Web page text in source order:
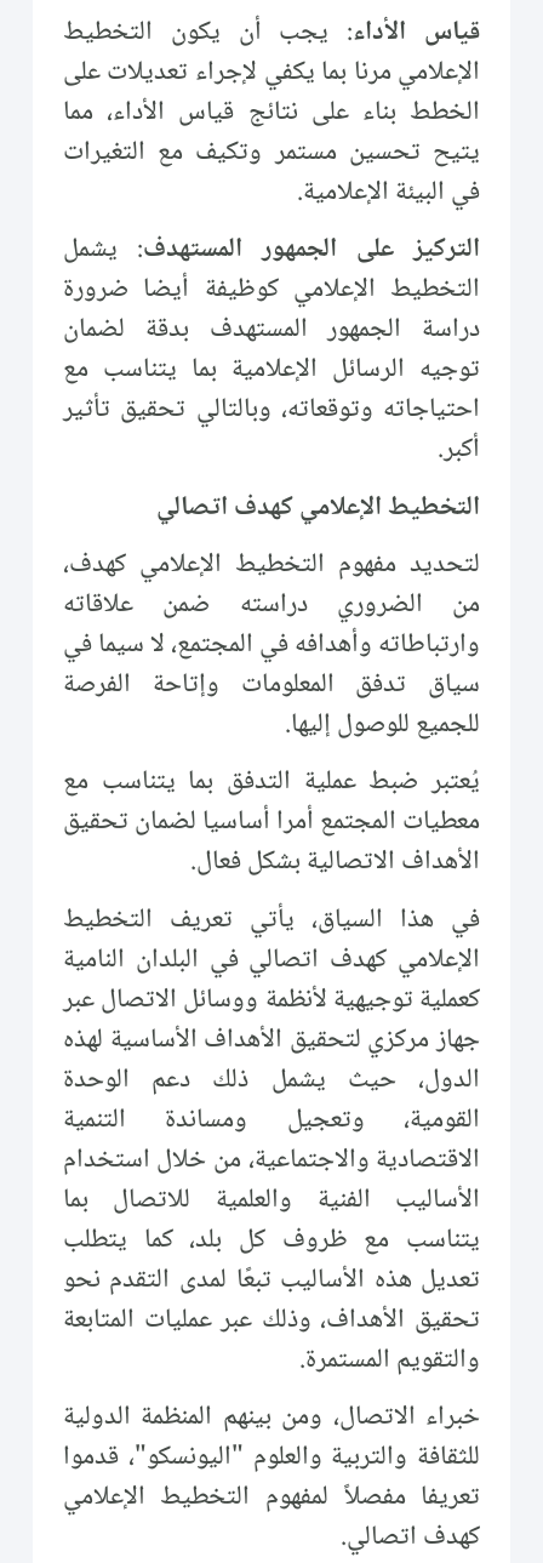
قياس الأداء: يجب أن يكون التخطيط
الإعلامي مرنا بما يكفي لإجراء تعديلات على
الخطط بناء على نتائج قياس الأداء، مما
يتيح تحسين مستمر وتكيف مع التغيرات
في البيئة الإعلامية.
التركيز على الجمهور المستهدف: يشمل
التخطيط الإعلامي كوظيفة أيضا ضرورة
دراسة الجمهور المستهدف بدقة لضمان
توجيه الرسائل الإعلامية بما يتناسب مع
احتياجاته وتوقعاته، وبالتالي تحقيق تأثير
أكبر.
التخطيط الإعلامي كهدف اتصالي
لتحديد مفهوم التخطيط الإعلامي كهدف،
من الضروري دراسته ضمن علاقاته
وارتباطاته وأهدافه في المجتمع، لا سيما في
سياق تدفق المعلومات وإتاحة الفرصة
للجميع للوصول إليها.
يُعتبر ضبط عملية التدفق بما يتناسب مع
معطيات المجتمع أمرا أساسيا لضمان تحقيق
الأهداف الاتصالية بشكل فعال.
في هذا السياق، يأتي تعريف التخطيط
الإعلامي كهدف اتصالي في البلدان النامية
كعملية توجيهية لأنظمة ووسائل الاتصال عبر
جهاز مركزي لتحقيق الأهداف الأساسية لهذه
الدول، حيث يشمل ذلك دعم الوحدة
القومية، وتعجيل ومساندة التنمية
الاقتصادية والاجتماعية، من خلال استخدام
الأساليب الفنية والعلمية للاتصال بما
يتناسب مع ظروف كل بلد، كما يتطلب
تعديل هذه الأساليب تبعًا لمدى التقدم نحو
تحقيق الأهداف، وذلك عبر عمليات المتابعة
والتقويم المستمرة.
خبراء الاتصال، ومن بينهم المنظمة الدولية
للثقافة والتربية والعلوم "اليونسكو"، قدموا
تعريفا مفصلاً لمفهوم التخطيط الإعلامي
كهدف اتصالي.